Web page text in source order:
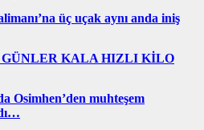
üç uçak aynı anda iniş
KALA HIZLI KİLO
Osimhen’den muhteşem